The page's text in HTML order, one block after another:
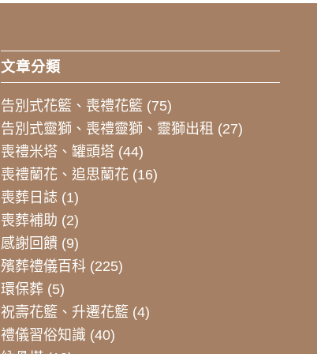
文章分類
告別式花籃、喪禮花籃 (75)
告別式靈獅、喪禮靈獅、靈獅出租 (27)
喪禮米塔、罐頭塔 (44)
喪禮蘭花、追思蘭花 (16)
喪葬日誌 (1)
喪葬補助 (2)
感謝回饋(9)
殯葬禮儀百科(225)
環保葬(5)
祝壽花籃、升遷花籃 (4)
禮儀習俗知識 (40)